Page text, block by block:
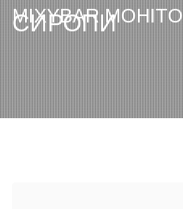
СИРОПИ
MIXYBAR MОHITO